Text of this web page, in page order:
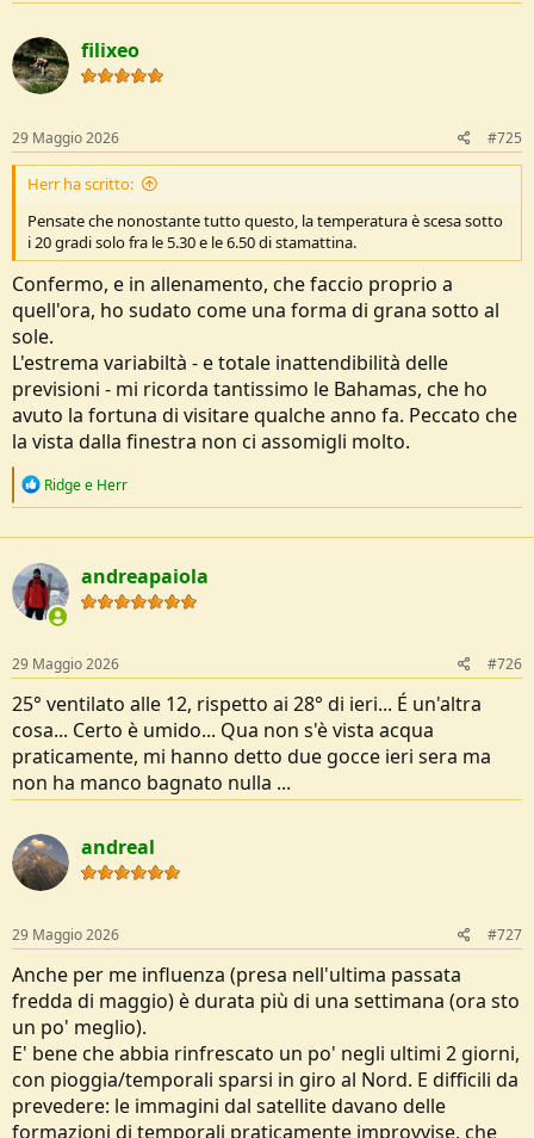
filixeo
29 Maggio 2026 #725
Herr ha scritto:
Pensate che nonostante tutto questo, la temperatura è scesa sotto
i 20 gradi solo fra le 5.30 e le 6.50 di stamattina.
Confermo, e in allenamento, che faccio proprio a
quell'ora, ho sudato come una forma di grana sotto al
sole.
L'estrema variabiltà - e totale inattendibilità delle
previsioni - mi ricorda tantissimo le Bahamas, che ho
avuto la fortuna di visitare qualche anno fa. Peccato che
la vista dalla finestra non ci assomigli molto.
R
c
t
i
o
n
:
Ridgee Herr
andreapaiola
29 Maggio 2026 #726
25° ventilato alle 12, rispetto ai 28° di ieri... É un'altra
cosa... Certo è umido... Qua non s'è vista acqua
praticamente, mi hanno detto due gocce ieri sera ma
non ha manco bagnato nulla ...
andreal
29 Maggio 2026 #727
Anche per me influenza (presa nell'ultima passata
fredda di maggio) è durata più di una settimana (ora sto
un po' meglio).
E' bene che abbia rinfrescato un po' negli ultimi 2 giorni,
con pioggia/temporali sparsi in giro al Nord. E difficili da
prevedere: le immagini dal satellite davano delle
formazioni di temporali praticamente improvvise, che